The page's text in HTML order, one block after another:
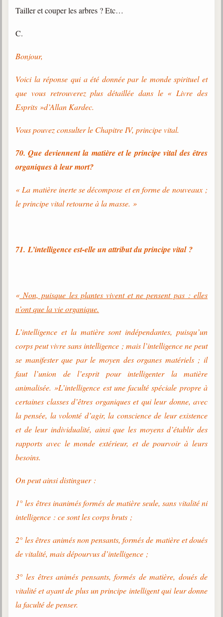
Tailler et couper les arbres ? Etc…
C.
Bonjour,
Voici la réponse qui a été donnée par le monde spirituel et
que vous retrouverez plus détaillée dans le « Livre des
Esprits »d’Allan Kardec.
Vous pouvez consulter le Chapitre IV, principe vital.
70. Que deviennent la matière et le principe vital des êtres
organiques à leur mort?
« La matière inerte se décompose et en forme de nouveaux ;
le principe vital retourne à la masse. »
71. L’intelligence est-elle un attribut du principe vital ?
«Non, puisque les plantes vivent et ne pensent pas : elles
n’ont que la vie organique.
L’intelligence et la matière sont indépendantes, puisqu’un
corps peut vivre sans intelligence ; mais l’intelligence ne peut
se manifester que par le moyen des organes matériels ; il
faut l’union de l’esprit pour intelligenter la matière
animalisée. »L’intelligence est une faculté spéciale propre à
certaines classes d’êtres organiques et qui leur donne, avec
la pensée, la volonté d’agir, la conscience de leur existence
et de leur individualité, ainsi que les moyens d’établir des
rapports avec le monde extérieur, et de pourvoir à leurs
besoins.
On peut ainsi distinguer :
1° les êtres inanimés formés de matière seule, sans vitalité ni
intelligence : ce sont les corps bruts ;
2° les êtres animés non pensants, formés de matière et doués
de vitalité, mais dépourvus d’intelligence ;
3° les êtres animés pensants, formés de matière, doués de
vitalité et ayant de plus un principe intelligent qui leur donne
la faculté de penser.